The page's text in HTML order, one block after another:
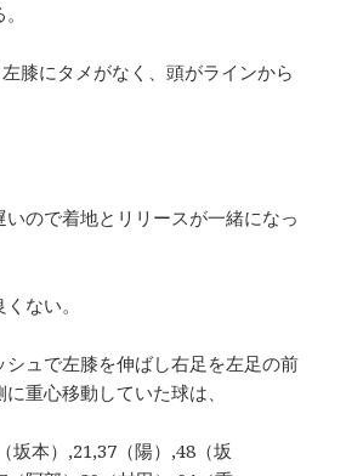
膝にタメがなく、頭がラインから
いので着地とリリースが一緒になっ
ない。
シュで左膝を伸ばし右足を左足の前
重心移動していた球は、
坂本）,21,37（陽）,48（坂